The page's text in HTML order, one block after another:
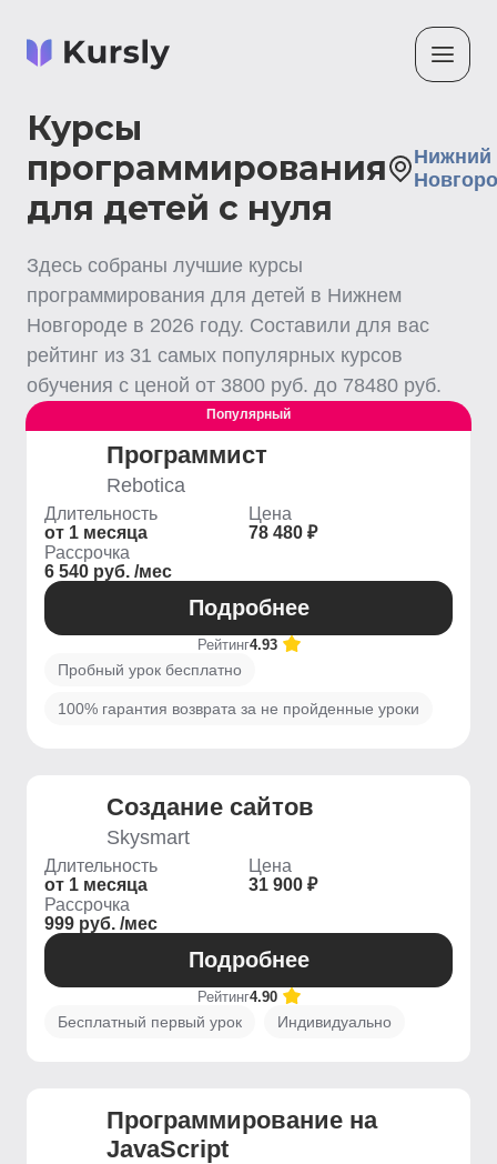
Курсы
программирования
для детей с нуля
Нижний
Здесь собраны лучшие курсы
программирования для детей в Нижнем
Новгороде в 2026 году. Составили для вас
рейтинг из 31 самых популярных курсов
обучения с ценой от 3800 руб. до 78480 руб.
Популярный
Программист
Rebotica
Длительность
от 1 месяца
Цена
78 480 ₽
Рассрочка
6 540 руб. /мес
Подробнее
Рейтинг4.93
Пробный урок бесплатно
100% гарантия возврата за не пройденные уроки
Создание сайтов
Skysmart
Длительность
от 1 месяца
Цена
31 900 ₽
Рассрочка
999 руб. /мес
Подробнее
Рейтинг4.90
Бесплатный первый урок Индивидуально
Программирование на
JavaScript